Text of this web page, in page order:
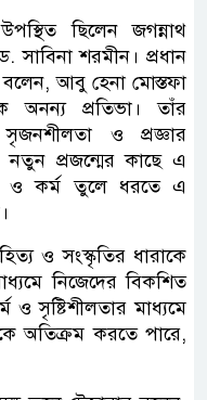
ছিলেন জগন্নাথ
সাবিনা শরমীন। প্রধান
বলেন, আবু হেনা মোস্তফা
অনন্য প্রতিভা। তাঁর
সৃজনশীলতা ও প্রজ্ঞার
নতুন প্রজন্মের কাছে এ
ও কর্ম তুলে ধরতে এ
ও সংস্কৃতির ধারাকে
নিজেদের বিকশিত
ও সৃষ্টিশীলতার মাধ্যমে
অতিক্রম করতে পারে,